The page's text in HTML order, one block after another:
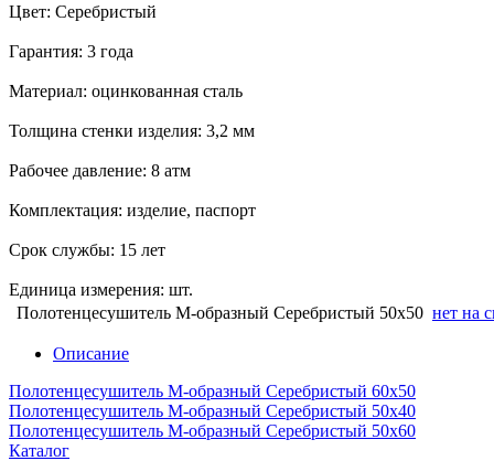
Цвет: Серебристый
Гарантия: 3 года
Материал: оцинкованная сталь
Толщина стенки изделия: 3,2 мм
Рабочее давление: 8 атм
Комплектация: изделие, паспорт
Срок службы: 15 лет
Единица измерения: шт.
Полотенцесушитель М-образный Серебристый 50х50 нет на
Описание
Полотенцесушитель М-образный Серебристый 60х50
Полотенцесушитель М-образный Серебристый 50х40
Полотенцесушитель М-образный Серебристый 50х60
Каталог